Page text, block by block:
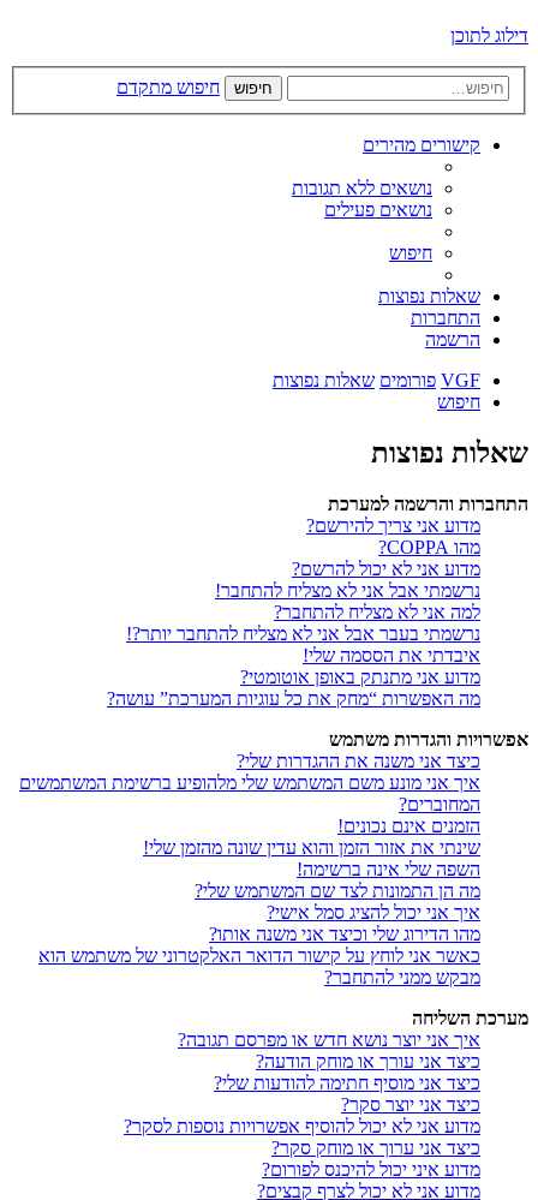
דילוג לתוכן
חיפוש חיפוש מתקדם
קישורים מהירים
נושאים ללא תגובות
נושאים פעילים
חיפוש
שאלות נפוצות
התחברות
הרשמה
VGF פורומים שאלות נפוצות
חיפוש
שאלות נפוצות
התחברות והרשמה למערכת
מדוע אני צריך להירשם?
מהו COPPA?
מדוע אני לא יכול להרשם?
נרשמתי אבל אני לא מצליח להתחבר!
למה אני לא מצליח להתחבר?
נרשמתי בעבר אבל אני לא מצליח להתחבר יותר?!
איבדתי את הססמה שלי!
מדוע אני מתנתק באופן אוטומטי?
מה האפשרות “מחק את כל עוגיות המערכת” עושה?
אפשרויות והגדרות משתמש
כיצד אני משנה את ההגדרות שלי?
איך אני מונע משם המשתמש שלי מלהופיע ברשימת המשתמשים
המחוברים?
הזמנים אינם נכונים!
שינתי את אזור הזמן והוא עדין שונה מהזמן שלי!
השפה שלי אינה ברשימה!
מה הן התמונות לצד שם המשתמש שלי?
איך אני יכול להציג סמל אישי?
מהו הדירוג שלי וכיצד אני משנה אותו?
כאשר אני לוחץ על קישור הדואר האלקטרוני של משתמש הוא
מבקש ממני להתחבר?
מערכת השליחה
איך אני יוצר נושא חדש או מפרסם תגובה?
כיצד אני עורך או מוחק הודעה?
כיצד אני מוסיף חתימה להודעות שלי?
כיצד אני יוצר סקר?
מדוע אני לא יכול להוסיף אפשרויות נוספות לסקר?
כיצד אני ערוך או מוחק סקר?
מדוע איני יכול להיכנס לפורום?
מדוע אני לא יכול לצרף קבצים?